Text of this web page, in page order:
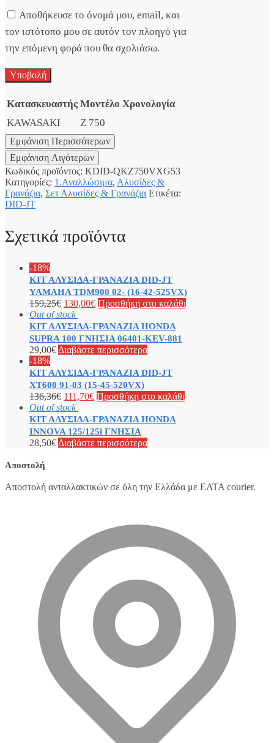
Αποθήκευσε το όνομά μου, email, και
τον ιστότοπο μου σε αυτόν τον πλοηγό για
την επόμενη φορά που θα σχολιάσω.
Κατασκευαστής Μοντέλο Χρονολογία
KAWASAKI
Z 750
Κωδικός προϊόντος: KDID-QKZ750VXG53
Κατηγορίες: 1.Αναλλώσιμα, Αλυσίδες &
Γρανάζια, Σετ Αλυσίδες & Γρανάζια Ετικέτα:
DID-JT
Σχετικά προϊόντα
-18%
ΚΙΤ ΑΛΥΣΙΔΑ-ΓΡΑΝΑΖΙΑ DID-JT
YAMAHA TDM900 02- (16-42-525VX)
159,25€ 130,00€ Προσθήκη στο καλάθι
Out of stock
ΚΙΤ ΑΛΥΣΙΔΑ-ΓΡΑΝΑΖΙΑ HONDA
SUPRA 100 ΓΝΗΣΙΑ 06401-KEV-881
29,00€ Διαβάστε περισσότερα
-18%
ΚΙΤ ΑΛΥΣΙΔΑ-ΓΡΑΝΑΖΙΑ DID-JT
XT600 91-03 (15-45-520VX)
136,36€ 111,70€ Προσθήκη στο καλάθι
Out of stock
ΚΙΤ ΑΛΥΣΙΔΑ-ΓΡΑΝΑΖΙΑ HONDA
INNOVA 125/125i ΓΝΗΣΙΑ
28,50€ Διαβάστε περισσότερα
Αποστολή
Αποστολή ανταλλακτικών σε όλη την Ελλάδα με ΕΛΤΑ courier.